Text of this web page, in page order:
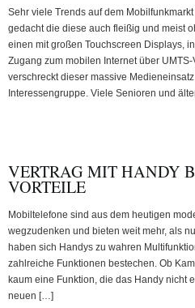
Sehr viele Trends auf dem
gedacht die diese auch fleißig und meist
einen mit großen Touchscreen Displays,
Zugang zum mobilen Internet über
verschreckt dieser massive
Interessengruppe. Viele Senioren und
VERTRAG MIT HANDY
VORTEILE
Mobiltelefone sind aus dem heutigen
wegzudenken und bieten weit mehr, als
haben sich Handys zu wahren
zahlreiche Funktionen bestechen. Ob
kaum eine Funktion, die das Handy nicht
neuen […]